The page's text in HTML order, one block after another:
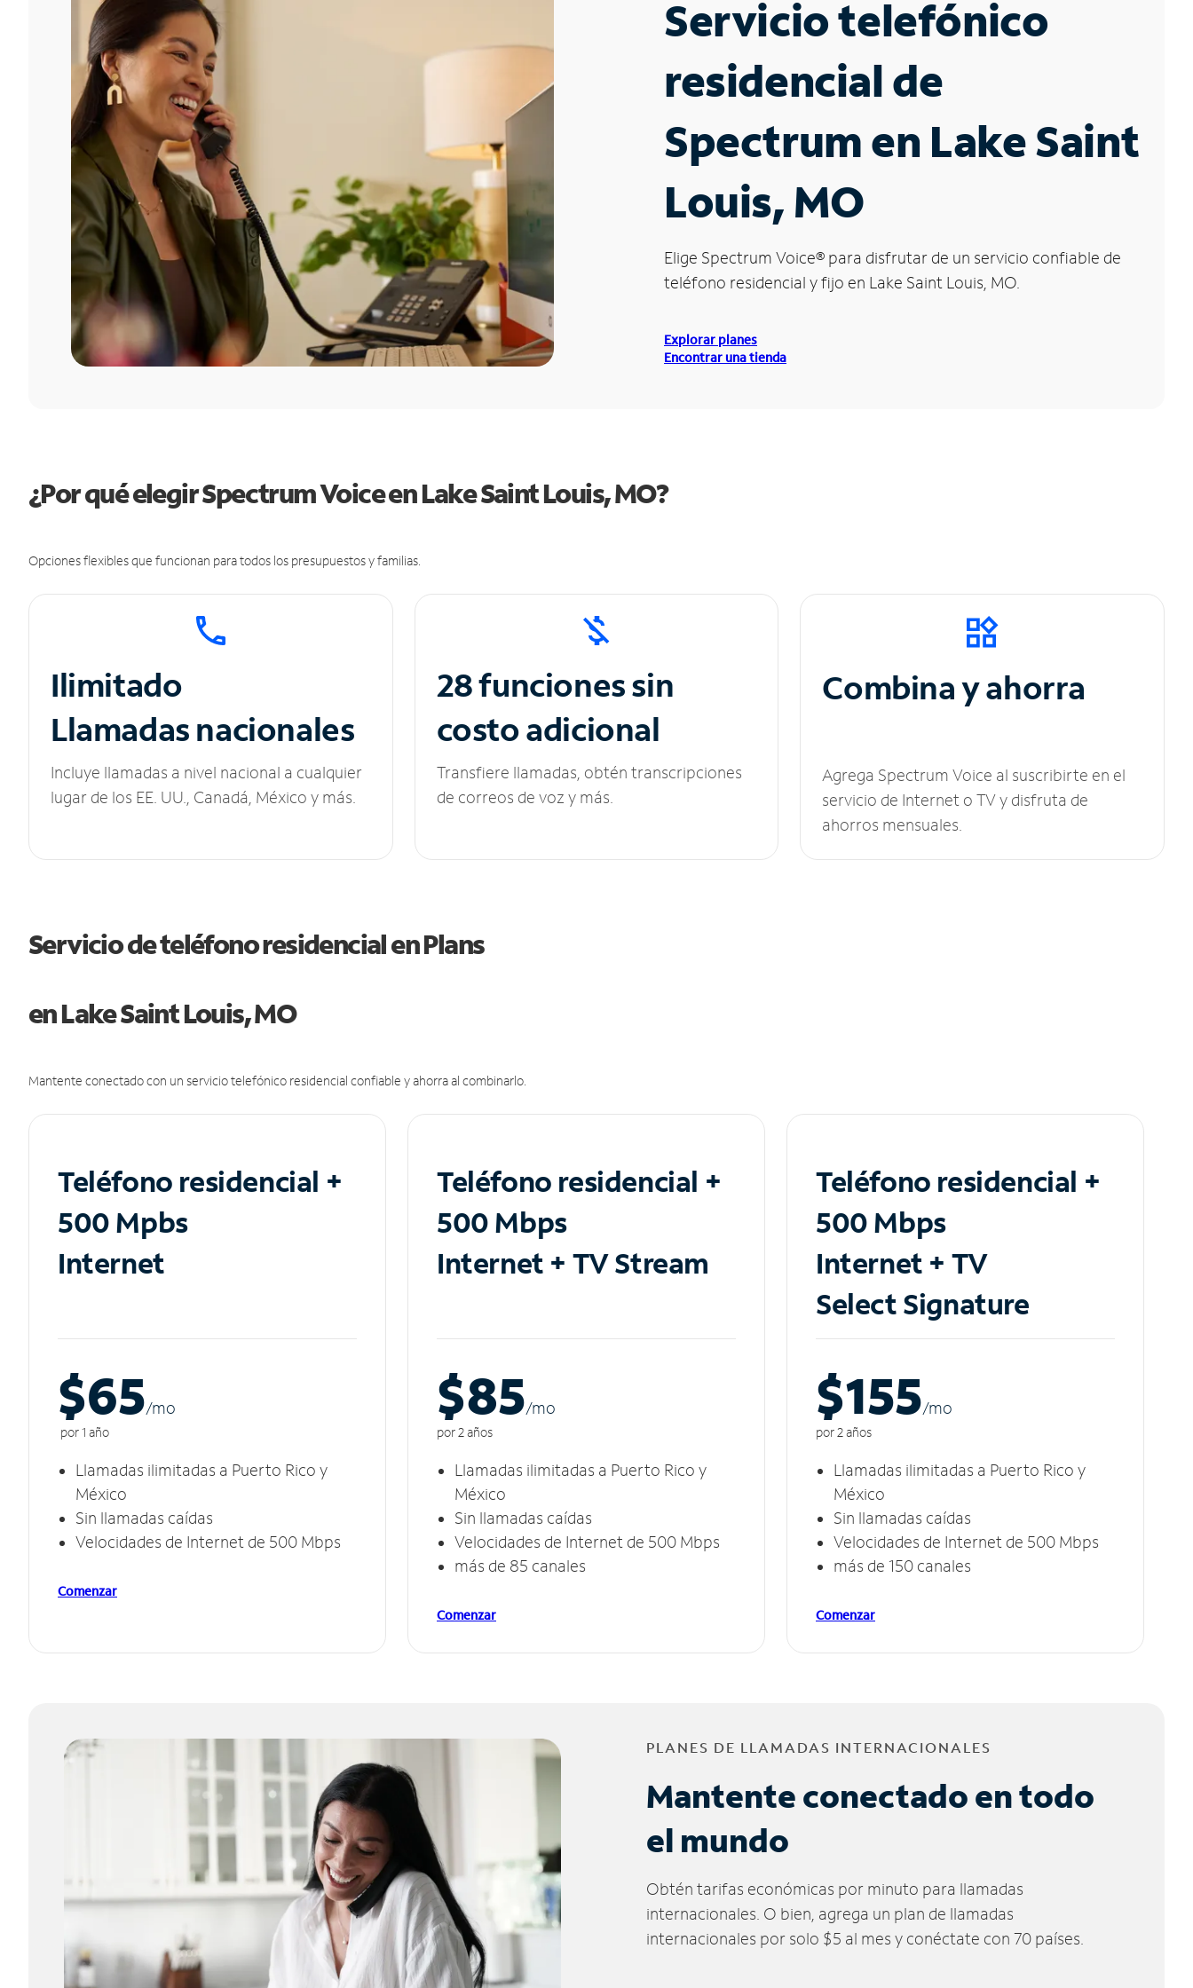
Servicio telefónico
residencial de
Spectrum en Lake Saint
Louis, MO
Elige Spectrum Voice® para disfrutar de un servicio confiable de
teléfono residencial y fijo en Lake Saint Louis, MO.
Explorar planes
Encontrar una tienda
¿Por qué elegir Spectrum Voice en Lake Saint Louis, MO?
Opciones flexibles que funcionan para todos los presupuestos y familias.
Ilimitado
Llamadas nacionales
Incluye llamadas a nivel nacional a cualquier
lugar de los EE. UU., Canadá, México y más.
28 funciones sin
costo adicional
Transfiere llamadas, obtén transcripciones
de correos de voz y más.
Combina y ahorra
Agrega Spectrum Voice al suscribirte en el
servicio de Internet o TV y disfruta de
ahorros mensuales.
Servicio de teléfono residencial en Plans
en Lake Saint Louis, MO
Mantente conectado con un servicio telefónico residencial confiable y ahorra al combinarlo.
Teléfono residencial +
500 Mpbs
Internet
$65/mo
por 1 año
Llamadas ilimitadas a Puerto Rico y
México
Sin llamadas caídas
Velocidades de Internet de 500 Mbps
Comenzar
Teléfono residencial +
500 Mbps
Internet + TV Stream
$85/mo
por 2 años
Llamadas ilimitadas a Puerto Rico y
México
Sin llamadas caídas
Velocidades de Internet de 500 Mbps
más de 85 canales
Comenzar
Teléfono residencial +
500 Mbps
Internet + TV
Select Signature
$155/mo
por 2 años
Llamadas ilimitadas a Puerto Rico y
México
Sin llamadas caídas
Velocidades de Internet de 500 Mbps
más de 150 canales
Comenzar
PLANES DE LLAMADAS INTERNACIONALES
Mantente conectado en todo
el mundo
Obtén tarifas económicas por minuto para llamadas
internacionales. O bien, agrega un plan de llamadas
internacionales por solo $5 al mes y conéctate con 70 países.